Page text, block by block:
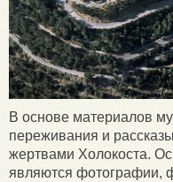
В основе материалов
переживания и
жертвами Холокоста.
являются фотографии,